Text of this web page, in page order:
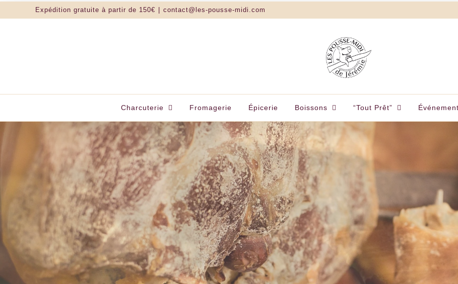
au
Expédition gratuite à partir de 150€ contact@les-pousse-midi.com
Charcuterie Fromagerie Épicerie Boissons “Tout Prêt”
LES POUSSE-MIDI • LA SOURIS
CASA MANIGOD
B i e n v e n u e
LES + DEMANDÉS LES "TOUT PRÊT"